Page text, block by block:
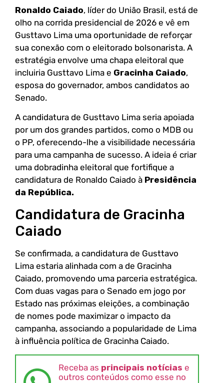
Ronaldo Caiado, líder do União Brasil, está de
olho na corrida presidencial de 2026 e vê em
Gusttavo Lima uma oportunidade de reforçar
sua conexão com o eleitorado bolsonarista. A
estratégia envolve uma chapa eleitoral que
incluiria Gusttavo Lima e Gracinha Caiado,
esposa do governador, ambos candidatos ao
Senado.
A candidatura de Gusttavo Lima seria apoiada
por um dos grandes partidos, como o MDB ou
o PP, oferecendo-lhe a visibilidade necessária
para uma campanha de sucesso. A ideia é criar
uma dobradinha eleitoral que fortifique a
candidatura de Ronaldo Caiado à Presidência
da República.
Candidatura de Gracinha
Caiado
Se confirmada, a candidatura de Gusttavo
Lima estaria alinhada com a de Gracinha
Caiado, promovendo uma parceria estratégica.
Com duas vagas para o Senado em jogo por
Estado nas próximas eleições, a combinação
de nomes pode maximizar o impacto da
campanha, associando a popularidade de Lima
à influência política de Gracinha Caiado.
Receba as principais notícias e
outros conteúdos como esse no